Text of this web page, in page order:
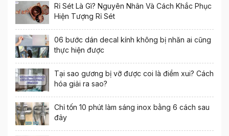
Rỉ Sét Là Gì? Nguyên Nhân Và Cách Khắc Phục
Hiện Tượng Rỉ Sét
06 bước dán decal kính không bị nhăn ai cũng
thực hiện được
Tại sao gương bị vỡ được coi là điềm xui? Cách
hóa giải ra sao?
Chỉ tốn 10 phút làm sáng inox bằng 6 cách sau
đây